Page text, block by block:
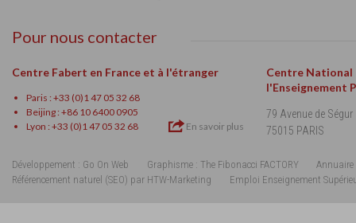
Pour nous contacter
Centre Fabert en France et à l'étranger
Paris : +33 (0)1 47 05 32 68
Beijing : +86 10 6400 0905
Lyon : +33 (0)1 47 05 32 68
En savoir plus
Centre National
l'Enseignement
79 Avenue de Ségur
75015 PARIS
Développement : Go On Web Graphisme : The Fibonacci FACTORY
Annuaire
Référencement naturel (SEO) par HTW-Marketing
Emploi Enseignement